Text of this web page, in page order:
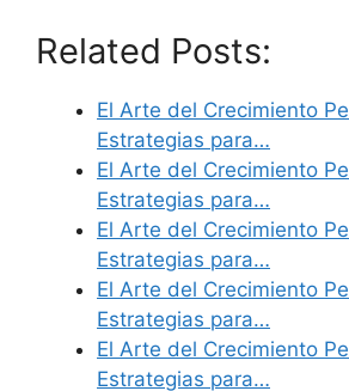
Related Posts:
El Arte del Crecimiento
Estrategias para…
El Arte del Crecimiento
Estrategias para…
El Arte del Crecimiento
Estrategias para…
El Arte del Crecimiento
Estrategias para…
El Arte del Crecimiento
Estrategias para…